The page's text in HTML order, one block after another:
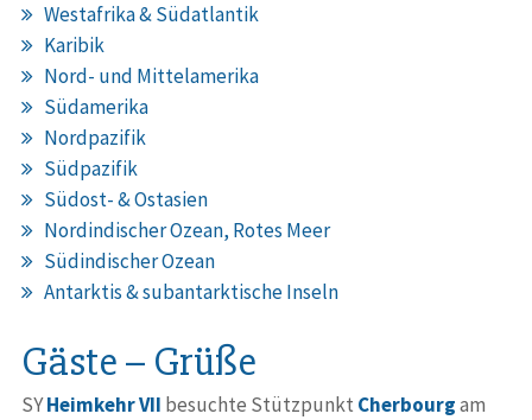
Westafrika & Südatlantik
Karibik
Nord- und Mittelamerika
Südamerika
Nordpazifik
Südpazifik
Südost- & Ostasien
Nordindischer Ozean, Rotes Meer
Südindischer Ozean
Antarktis & subantarktische Inseln
Gäste – Grüße
SYHeimkehr VII besuchte Stützpunkt Cherbourgam